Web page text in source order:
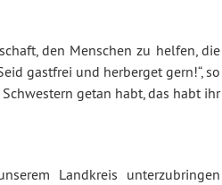
den Menschen zu helfen, die
gastfrei und herberget gern!“, so
getan habt, das habt ihr
Landkreis unterzubringen